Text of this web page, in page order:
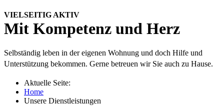
VIELSEITIG AKTIV
Mit Kompetenz und Herz
Selbständig leben in der eigenen Wohnung und doch Hilfe und
Unterstützung bekommen. Gerne betreuen wir Sie auch zu Hause.
Aktuelle Seite:
Home
Unsere Dienstleistungen